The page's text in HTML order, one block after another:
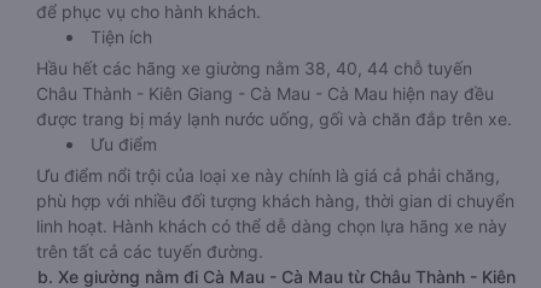
để phục vụ cho hành khách.
Tiện ích
Hầu hết các hãng xe giường nằm 38, 40, 44 chỗ tuyến
Châu Thành - Kiên Giang - Cà Mau - Cà Mau hiện nay đều
được trang bị máy lạnh nước uống, gối và chăn đắp trên xe.
Ưu điểm
Ưu điểm nổi trội của loại xe này chính là giá cả phải chăng,
phù hợp với nhiều đối tượng khách hàng, thời gian di chuyển
linh hoạt. Hành khách có thể dễ dàng chọn lựa hãng xe này
trên tất cả các tuyến đường.
b. Xe giường nằm đi Cà Mau - Cà Mau từ Châu Thành - Kiên